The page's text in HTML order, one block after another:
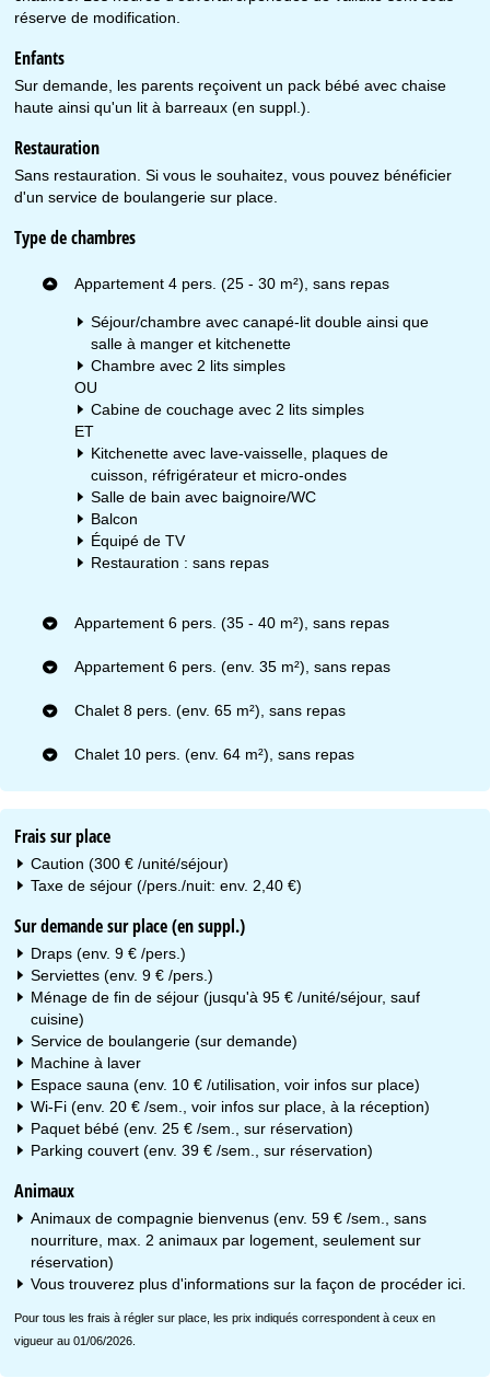
réserve de modification.
Enfants
Sur demande, les parents reçoivent un pack bébé avec chaise
haute ainsi qu'un lit à barreaux (en suppl.).
Restauration
Sans restauration. Si vous le souhaitez, vous pouvez bénéficier
d'un service de boulangerie sur place.
Type de chambres
Appartement 4 pers. (25 - 30 m²), sans repas
Séjour/chambre avec canapé-lit double ainsi que
salle à manger et kitchenette
Chambre avec 2 lits simples
OU
Cabine de couchage avec 2 lits simples
ET
Kitchenette avec lave-vaisselle, plaques de
cuisson, réfrigérateur et micro-ondes
Salle de bain avec baignoire/WC
Balcon
Équipé de TV
Restauration : sans repas
Appartement 6 pers. (35 - 40 m²), sans repas
Appartement 6 pers. (env. 35 m²), sans repas
Chalet 8 pers. (env. 65 m²), sans repas
Chalet 10 pers. (env. 64 m²), sans repas
Frais sur place
Caution (300 € /unité/séjour)
Taxe de séjour (/pers./nuit: env. 2,40 €)
Sur demande sur place (en suppl.)
Draps (env. 9 € /pers.)
Serviettes (env. 9 € /pers.)
Ménage de fin de séjour (jusqu'à 95 € /unité/séjour, sauf
cuisine)
Service de boulangerie (sur demande)
Machine à laver
Espace sauna (env. 10 € /utilisation, voir infos sur place)
Wi-Fi (env. 20 € /sem., voir infos sur place, à la réception)
Paquet bébé (env. 25 € /sem., sur réservation)
Parking couvert (env. 39 € /sem., sur réservation)
Animaux
Animaux de compagnie bienvenus (env. 59 € /sem., sans
nourriture, max. 2 animaux par logement, seulement sur
réservation)
Vous trouverez plus d'informations sur la façon de procéder ici
Pour tous les frais à régler sur place, les prix indiqués correspondent à ceux en
vigueur au 01/06/2026.